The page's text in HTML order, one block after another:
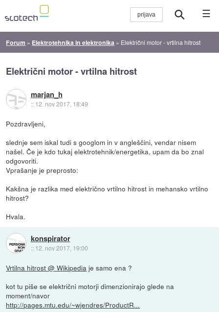
☰
Forum » Elektrotehnika in elektronika » Električni motor - vrtilna hitrost
Električni motor - vrtilna hitrost
marjan_h
:: 12. nov 2017, 18:49
Pozdravljeni,
slednje sem iskal tudi s googlom in v angleščini, vendar nisem
našel. Če je kdo tukaj elektrotehnik/energetika, upam da bo znal
odgovoriti.
Vprašanje je preprosto:
Kakšna je razlika med električno vrtilno hitrost in mehansko vrtilno
hitrost?
Hvala.
konspirator
:: 12. nov 2017, 19:00
Vrtilna hitrost @ Wikipedia je samo ena ?
kot tu piše se električni motorji dimenzionirajo glede na
moment/navor
http://pages.mtu.edu/~wjendres/ProductR...